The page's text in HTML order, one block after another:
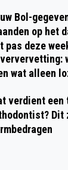
Bol-
op het
pas deze
wat alleen
verdient een
Dit